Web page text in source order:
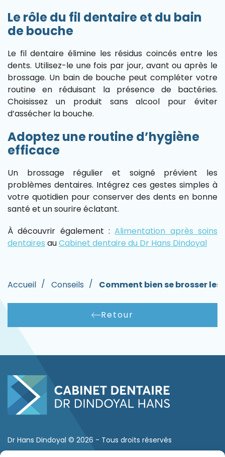
Le rôle du fil dentaire et du bain
de bouche
Le fil dentaire élimine les résidus coincés entre les
dents. Utilisez-le une fois par jour, avant ou après le
brossage. Un bain de bouche peut compléter votre
routine en réduisant la présence de bactéries.
Choisissez un produit sans alcool pour éviter
d’assécher la bouche.
Adoptez une routine d’hygiène
efficace
Un brossage régulier et soigné prévient les
problèmes dentaires. Intégrez ces gestes simples à
votre quotidien pour conserver des dents en bonne
santé et un sourire éclatant.
À découvrir également :Alimentation après soins
dentaires auCabinet dentaire du Dr Hans Dindoyal
Retour
Accueil Conseils Comment bien se brosser les
Dr Hans Dindoyal © 2026 - Tous droits réservés